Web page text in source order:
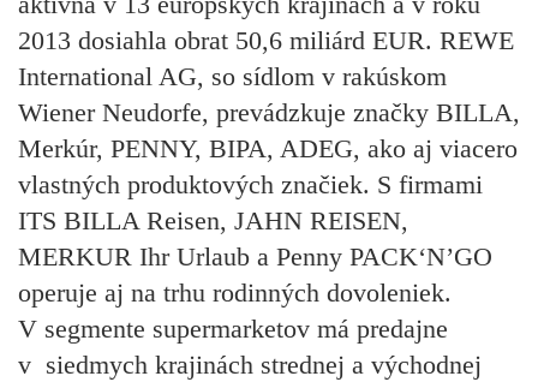
2013 dosiahla obrat 50,6 miliárd EUR. REWE
International AG, so sídlom v rakúskom
Wiener Neudorfe, prevádzkuje značky BILLA,
Merkúr, PENNY, BIPA, ADEG, ako aj viacero
vlastných produktových značiek. S firmami
ITS BILLA Reisen, JAHN REISEN,
MERKUR Ihr Urlaub a Penny PACK‘N’GO
operuje aj na trhu rodinných dovoleniek.
V segmente supermarketov má predajne
v siedmych krajinách strednej a východnej